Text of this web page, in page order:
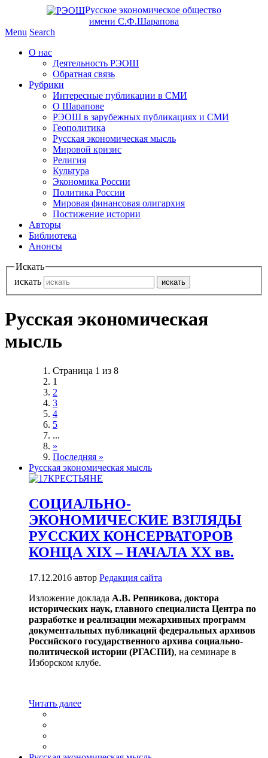
Русское экономическое общество
имени С.Ф.Шарапова
Menu Search
О нас
Деятельность РЭОШ
Обратная связь
Рубрики
Интересные публикации в СМИ
О Шарапове
РЭОШ в зарубежных публикациях и СМИ
Геополитика
Русская экономическая мысль
Мировой кризис
Религия
Культура
Экономика России
Политика России
Мировая финансовая олигархия
Постижение истории
Авторы
Библиотека
Анонсы
Искать
искать
искать
Русская экономическая
мысль
Страница 1 из 8
1
2
3
4
5
...
»
Последняя »
Русская экономическая мысль
СОЦИАЛЬНО-
ЭКОНОМИЧЕСКИЕ ВЗГЛЯДЫ
РУССКИХ КОНСЕРВАТОРОВ
КОНЦА XIX – НАЧАЛА ХХ вв.
17.12.2016 автор Редакция сайта
Изложение доклада А.В. Репникова, доктора
исторических наук, главного специалиста Центра по
разработке и реализации межархивных программ
документальных публикаций федеральных архивов
Российского государственного архива социально-
политической истории (РГАСПИ), на семинаре в
Изборском клубе.
Читать далее